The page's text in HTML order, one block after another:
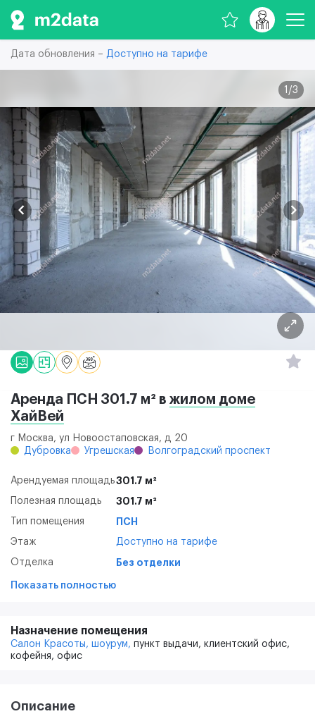
Дата обновления – Доступно на тарифе
1 /3
Аренда ПСН 301.7 м² в жилом доме
ХайВей
г Москва, ул Новоостаповская, д 20
Дубровка
Угрешская Волгоградский проспект
Арендуемая площадь301.7 м²
Полезная площадь 301.7 м²
Тип помещения ПСН
Этаж Доступно на тарифе
Отделка Без отделки
Показать полностью
Назначение помещения
Салон Красоты, шоурум, пункт выдачи, клиентский офис,
кофейня, офис
Описание